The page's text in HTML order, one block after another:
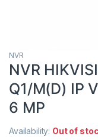
NVR
NVR
Q1/M(D) IP
6 MP
Availability: Out of